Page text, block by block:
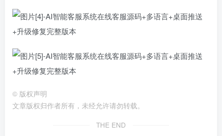
© 版权声明
文章版权归作者所有，未经允许请勿转载。
THE END